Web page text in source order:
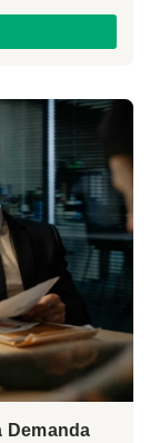
Demanda